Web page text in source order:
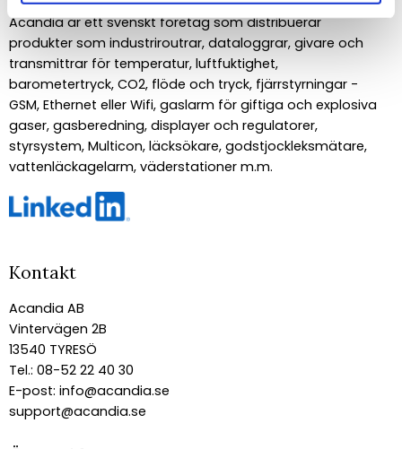
Acandia är ett svenskt företag som distribuerar
produkter som industriroutrar, dataloggrar, givare och
transmittrar för temperatur, luftfuktighet,
barometertryck, CO2, flöde och tryck, fjärrstyrningar -
GSM, Ethernet eller Wifi, gaslarm för giftiga och explosiva
gaser, gasberedning, displayer och regulatorer,
styrsystem, Multicon, läcksökare, godstjockleksmätare,
vattenläckagelarm, väderstationer m.m.
Kontakt
Acandia AB
Vintervägen 2B
13540 TYRESÖ
Tel.: 08-52 22 40 30
E-post: info@acandia.se
support@acandia.se